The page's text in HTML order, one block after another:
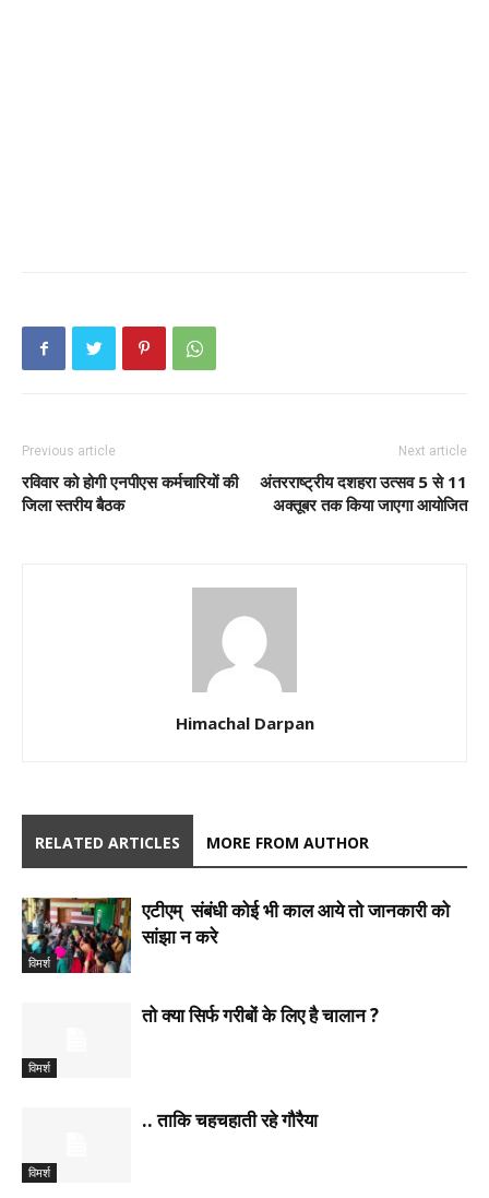
Previous article
रविवार को होगी एनपीएस कर्मचारियों की
जिला स्तरीय बैठक
Next article
अंतरराष्ट्रीय दशहरा उत्सव 5 से 11
अक्तूबर तक किया जाएगा आयोजित
Himachal Darpan
RELATED ARTICLES MORE FROM AUTHOR
विमर्श
एटीएम् संबंधी कोई भी काल आये तो जानकारी को
सांझा न करे
विमर्श
तो क्या सिर्फ गरीबों के लिए है चालान ?
विमर्श
.. ताकि चहचहाती रहे गौरैया